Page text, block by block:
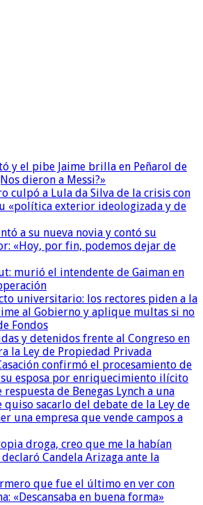
y el pibe Jaime brilla en Peñarol de
dieron a Messi?»
culpó a Lula da Silva de la crisis con
«política exterior ideologizada y de
a su nueva novia y contó su
«Hoy, por fin, podemos dejar de
murió el intendente de Gaiman en
universitario: los rectores piden a la
al Gobierno y aplique multas si no
Fondos
y detenidos frente al Congreso en
la Ley de Propiedad Privada
confirmó el procesamiento de
su esposa por enriquecimiento ilícito
respuesta de Benegas Lynch a una
quiso sacarlo del debate de la Ley de
una empresa que vende campos a
droga, creo que me la habían
Candela Arizaga ante la
que fue el último en ver con
«Descansaba en buena forma»